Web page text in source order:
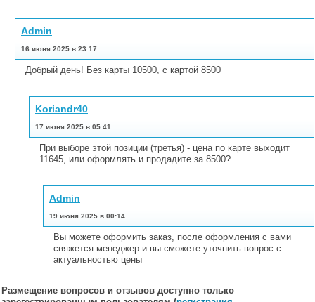
Admin
16 июня 2025 в 23:17
Добрый день! Без карты 10500, с картой 8500
Koriandr40
17 июня 2025 в 05:41
При выборе этой позиции (третья) - цена по карте выходит
11645, или оформлять и продадите за 8500?
Admin
19 июня 2025 в 00:14
Вы можете оформить заказ, после оформления с вами
свяжется менеджер и вы сможете уточнить вопрос с
актуальностью цены
Размещение вопросов и отзывов доступно только